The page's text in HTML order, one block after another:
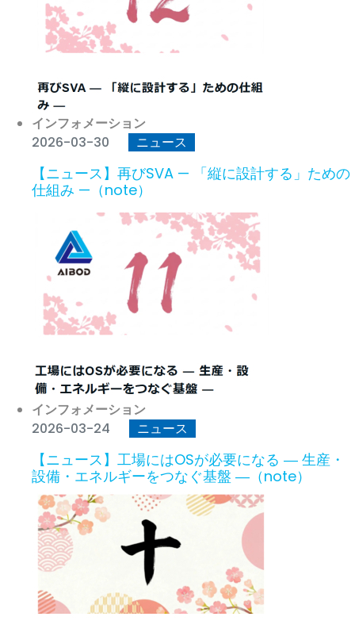
インフォメーション
2026-03-30
ニュース
【ニュース】再びSVA — 「縦に設計する」ための
仕組み —（note）
インフォメーション
2026-03-24
ニュース
【ニュース】工場にはOSが必要になる ― 生産・
設備・エネルギーをつなぐ基盤 ―（note）